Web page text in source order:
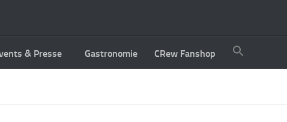
& Presse Gastronomie CRew Fanshop